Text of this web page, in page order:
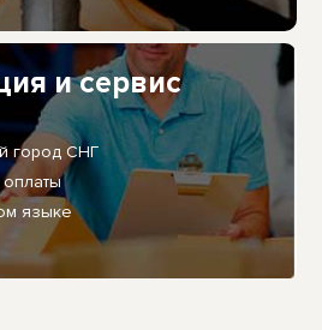
и сервис
город СНГ
языке